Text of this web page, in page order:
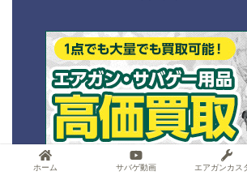
ホーム サバゲ動画 エアガンカス